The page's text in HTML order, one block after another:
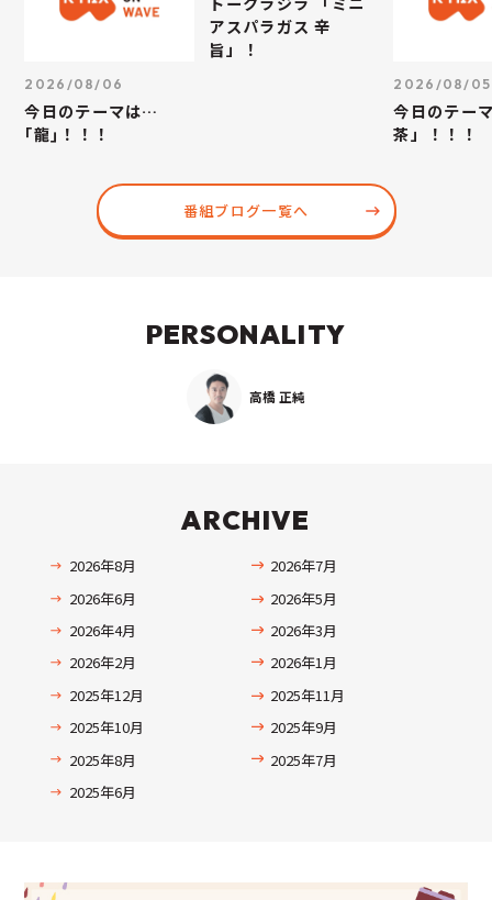
2026/08/06
今日のテーマは…
｢龍｣！！！
アスパラガス 辛
旨」！
2026/08/05
今日のテー
茶」！！！
番組ブログ一覧へ
PERSONALITY
高橋 正純
ARCHIVE
2026年8月
2026年7月
2026年6月
2026年5月
2026年4月
2026年3月
2026年2月
2026年1月
2025年12月
2025年11月
2025年10月
2025年9月
2025年8月
2025年7月
2025年6月